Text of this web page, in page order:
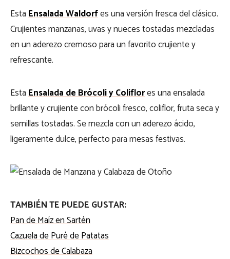
EstaEnsalada Waldorfes una versión fresca del clásico.
Crujientes manzanas, uvas y nueces tostadas mezcladas
en un aderezo cremoso para un favorito crujiente y
refrescante.
EstaEnsalada de Brócoli y Coliflores una ensalada
brillante y crujiente con brócoli fresco, coliflor, fruta seca y
semillas tostadas. Se mezcla con un aderezo ácido,
ligeramente dulce, perfecto para mesas festivas.
TAMBIÉN TE PUEDE GUSTAR:
Pan de Maíz en Sartén
Cazuela de Puré de Patatas
Bizcochos de Calabaza